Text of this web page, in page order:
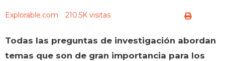
Explorable.com 210.5K visitas
Todas las preguntas de investigación abordan
temas que son de gran importancia para los